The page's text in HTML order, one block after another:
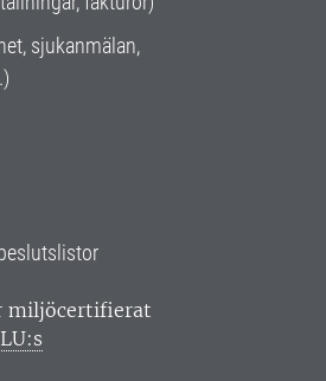
sjukanmälan,
miljöcertifierat